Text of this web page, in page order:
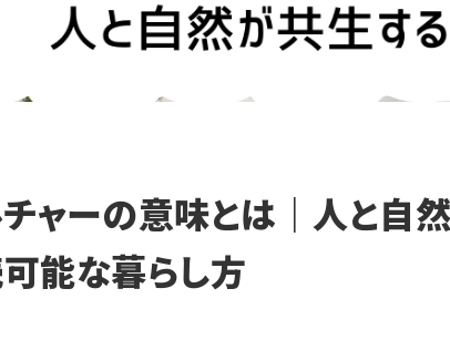
ャーの意味とは｜人と自
能な暮らし方